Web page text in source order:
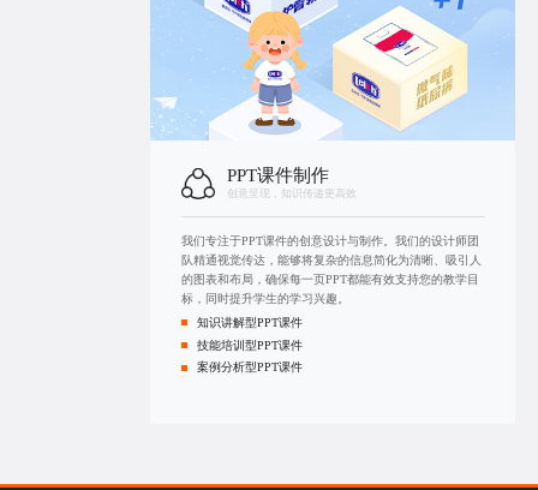
PPT课件制作
创意呈现，知识传递更高效
我们专注于PPT课件的创意设计与制作。我们的设计师团
队精通视觉传达，能够将复杂的信息简化为清晰、吸引人
的图表和布局，确保每一页PPT都能有效支持您的教学目
标，同时提升学生的学习兴趣。
知识讲解型PPT课件
技能培训型PPT课件
案例分析型PPT课件